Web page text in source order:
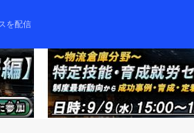
を配信